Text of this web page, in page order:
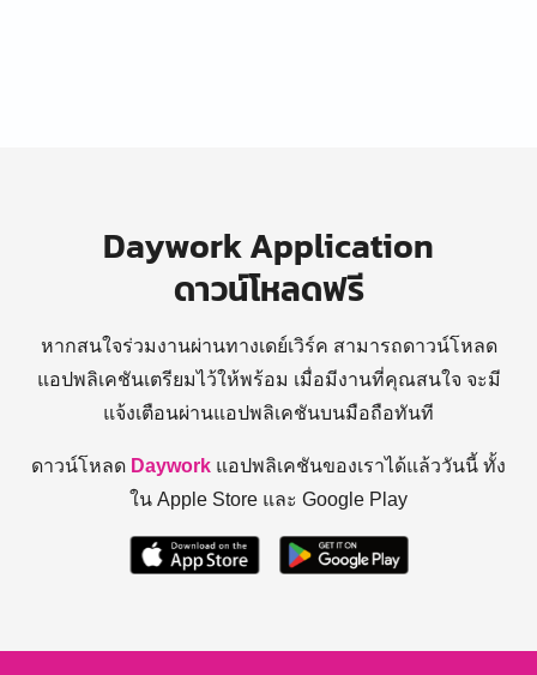
Daywork Application
ดาวน์โหลดฟรี
หากสนใจร่วมงานผ่านทางเดย์เวิร์ค สามารถดาวน์โหลด
แอปพลิเคชันเตรียมไว้ให้พร้อม เมื่อมีงานที่คุณสนใจ จะมี
แจ้งเตือนผ่านแอปพลิเคชันบนมือถือทันที
ดาวน์โหลด Daywork แอปพลิเคชันของเราได้แล้ววันนี้ ทั้ง
ใน Apple Store และ Google Play